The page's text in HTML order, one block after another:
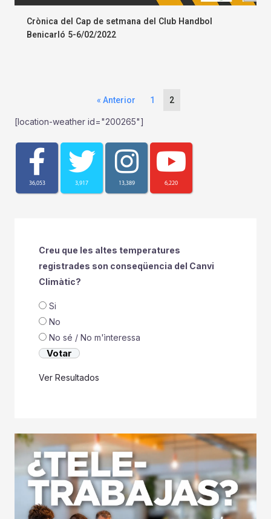
Crònica del Cap de setmana del Club Handbol
Benicarló 5-6/02/2022
« Anterior 1 2
[location-weather id="200265"]
36,053 3,917 13,389 6,220
Creu que les altes temperatures
registrades son conseqüencia del Canvi
Climàtic?
Si
No
No sé / No m'ìnteressa
Ver Resultados